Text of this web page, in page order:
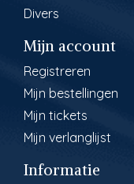
Divers
Mijn account
Registreren
Mijn bestellingen
Mijn tickets
Mijn verlanglijst
Informatie